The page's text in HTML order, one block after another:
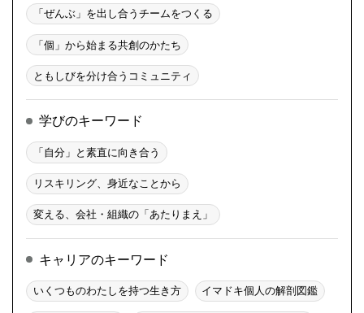
「ぜんぶ」を出し合うチームをつくる
「個」から始まる共創のかたち
ともしびを分け合うコミュニティ
学びのキーワード
「自分」と素直に向き合う
リスキリング、身近なことから
変える、会社・組織の「あたりまえ」
キャリアのキーワード
いくつものわたしを持つ生き方 イマドキ個人の解剖図鑑